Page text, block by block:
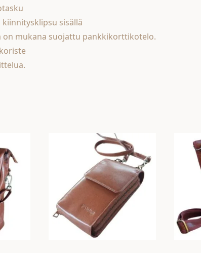
kiinnitysklipsu sisällä
on mukana suojattu pankkikorttikotelo.